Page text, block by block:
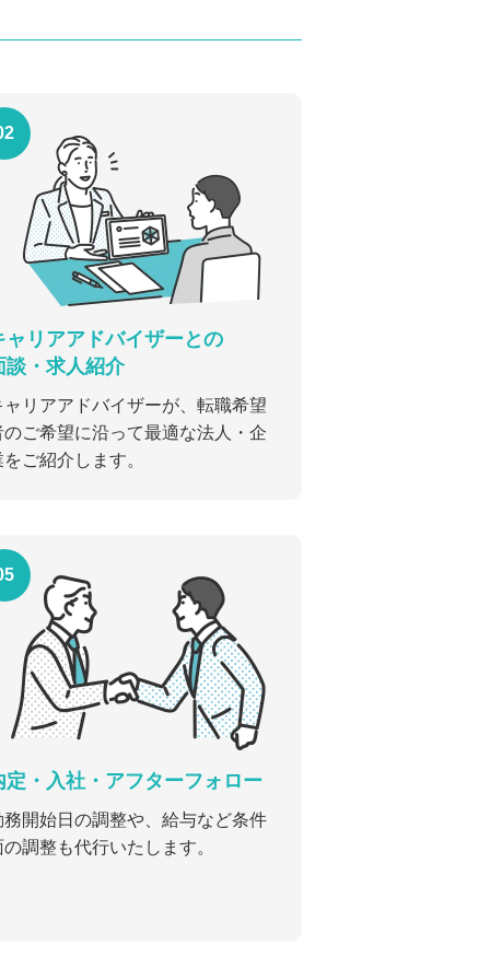
ャリアアドバイザーとの
談・求人紹介
ャリアアドバイザーが、転職希望
のご希望に沿って最適な法人・企
をご紹介します。
定・入社・アフターフォロー
務開始日の調整や、給与など条件
の調整も代行いたします。